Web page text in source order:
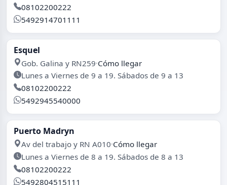
08102200222
5492914701111
Esquel
Gob. Galina y RN259·Cómo llegar
Lunes a Viernes de 9 a 19. Sábados de 9 a 13
08102200222
5492945540000
Puerto Madryn
Av del trabajo y RN A010·Cómo llegar
Lunes a Viernes de 8 a 19. Sábados de 8 a 13
08102200222
5492804515111